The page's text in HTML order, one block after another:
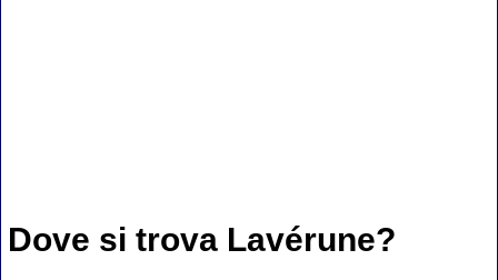
Dove si trova Lavérune?